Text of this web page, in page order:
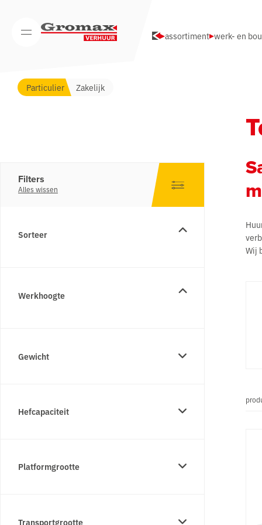
Open/Sluit mobiel menu
Particulier Zakelijk
assortiment werk- en
Filters
Alles wissen
Sorteer
Werkhoogte
Gewicht
Hefcapaciteit
Platformgrootte
Transportgrootte
Wij